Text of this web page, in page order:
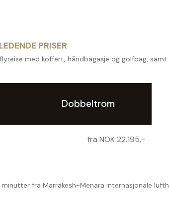
PRISER
med koffert, håndbagasje og golfbag,
Dobbeltrom
fra NOK 22.195,-
fra Marrakesh-Menara internasjonale